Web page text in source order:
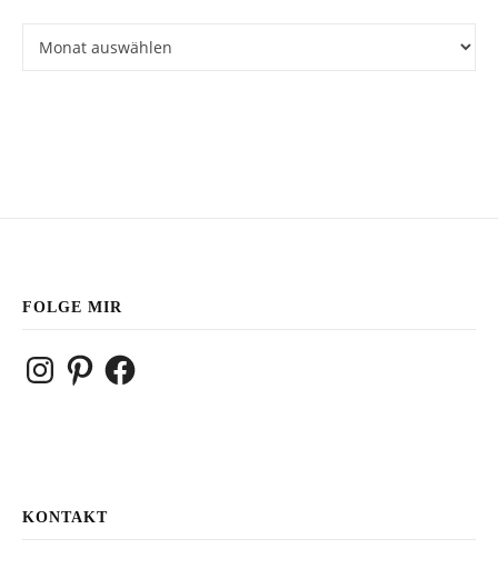
FOLGE MIR
InstagramPinterestFacebook
KONTAKT